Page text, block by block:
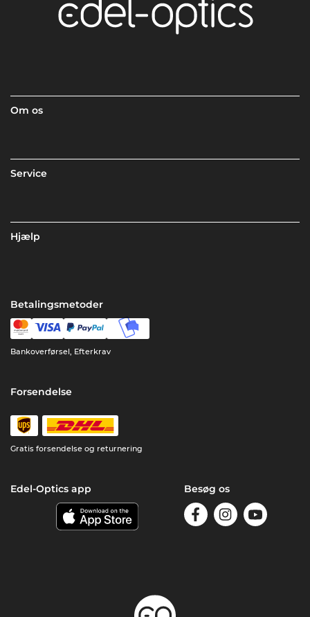
Om os
Service
Hjælp
Betalingsmetoder
Bankoverførsel, Efterkrav
Forsendelse
Gratis forsendelse og returnering
Edel-Optics app Besøg os